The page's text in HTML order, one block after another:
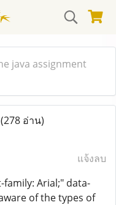
java assignment
(278 อ่าน)
แจ้งลบ
Arial;" data-
of the types of